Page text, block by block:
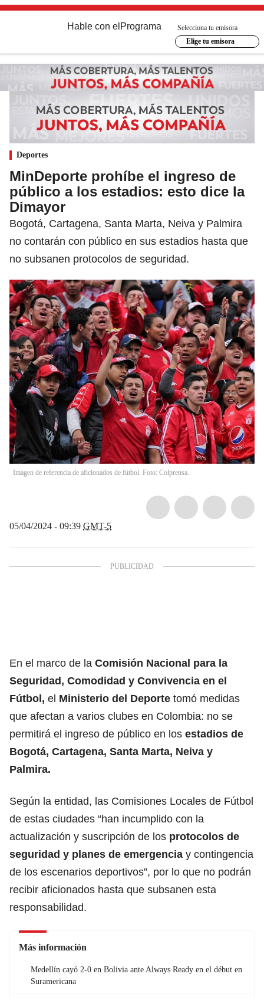
Hable con el Programa
Selecciona tu emisora
Elige tu emisora
Deportes
MinDeporte prohíbe el ingreso de
público a los estadios: esto dice la
Dimayor
Bogotá, Cartagena, Santa Marta, Neiva y Palmira
no contarán con público en sus estadios hasta que
no subsanen protocolos de seguridad.
Imagen de referencia de aficionados de fútbol. Foto: Colprensa.
05/04/2024 - 09:39 GMT-5
En el marco de la Comisión Nacional para la
Seguridad, Comodidad y Convivencia en el
Fútbol, el Ministerio del Deporte tomó medidas
que afectan a varios clubes en Colombia: no se
permitirá el ingreso de público en los estadios de
Bogotá, Cartagena, Santa Marta, Neiva y
Palmira.
Según la entidad, las Comisiones Locales de Fútbol
de estas ciudades “han incumplido con la
actualización y suscripción de los protocolos de
seguridad y planes de emergencia y contingencia
de los escenarios deportivos”, por lo que no podrán
recibir aficionados hasta que subsanen esta
responsabilidad.
Más información
Medellín cayó 2-0 en Bolivia ante Always Ready en el début en
Suramericana